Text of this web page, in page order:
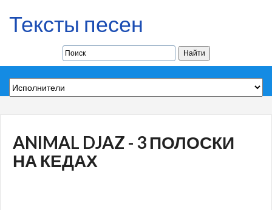
Тексты песен
ANIMAL DJAZ - 3 ПОЛОСКИ
НА КЕДАХ